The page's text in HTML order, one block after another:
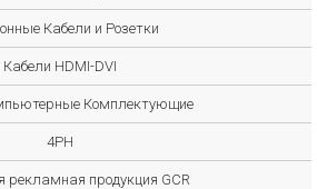
Кабели и Розетки
Кабели HDMI-DVI
Комплектующие
4PH
рекламная продукция GCR